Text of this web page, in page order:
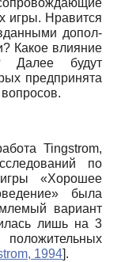
игры. Нравится
допол-
Какое влияние
Далее будут
предпринята
Tingstrom,
по
«Хорошее
была
вариант
лишь на 3
1994].